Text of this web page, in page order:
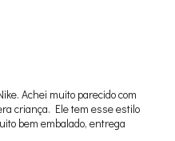
Achei muito parecido com
criança. Ele tem esse estilo
bem embalado, entrega